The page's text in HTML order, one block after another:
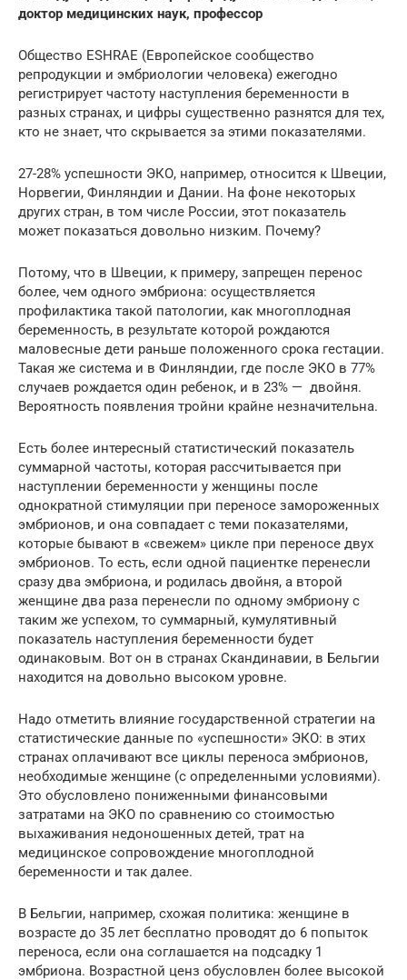
доктор медицинских наук, профессор
Общество ESHRAE (Европейское сообщество
репродукции и эмбриологии человека) ежегодно
регистрирует частоту наступления беременности в
разных странах, и цифры существенно разнятся для тех,
кто не знает, что скрывается за этими показателями.
27-28% успешности ЭКО, например, относится к Швеции,
Норвегии, Финляндии и Дании. На фоне некоторых
других стран, в том числе России, этот показатель
может показаться довольно низким. Почему?
Потому, что в Швеции, к примеру, запрещен перенос
более, чем одного эмбриона: осуществляется
профилактика такой патологии, как многоплодная
беременность, в результате которой рождаются
маловесные дети раньше положенного срока гестации.
Такая же система и в Финляндии, где после ЭКО в 77%
случаев рождается один ребенок, и в 23% — двойня.
Вероятность появления тройни крайне незначительна.
Есть более интересный статистический показатель
суммарной частоты, которая рассчитывается при
наступлении беременности у женщины после
однократной стимуляции при переносе замороженных
эмбрионов, и она совпадает с теми показателями,
которые бывают в «свежем» цикле при переносе двух
эмбрионов. То есть, если одной пациентке перенесли
сразу два эмбриона, и родилась двойня, а второй
женщине два раза перенесли по одному эмбриону с
таким же успехом, то суммарный, кумулятивный
показатель наступления беременности будет
одинаковым. Вот он в странах Скандинавии, в Бельгии
находится на довольно высоком уровне.
Надо отметить влияние государственной стратегии на
статистические данные по «успешности» ЭКО: в этих
странах оплачивают все циклы переноса эмбрионов,
необходимые женщине (с определенными условиями).
Это обусловлено пониженными финансовыми
затратами на ЭКО по сравнению со стоимостью
выхаживания недоношенных детей, трат на
медицинское сопровождение многоплодной
беременности и так далее.
В Бельгии, например, схожая политика: женщине в
возрасте до 35 лет бесплатно проводят до 6 попыток
переноса, если она соглашается на подсадку 1
эмбриона. Возрастной ценз обусловлен более высокой